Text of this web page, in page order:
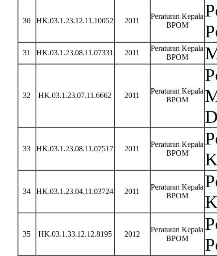
30 HK.03.1.23.12.11.10052 2011
Peraturan Kepala
BPOM
31 HK.03.1.23.08.11.07331 2011
Peraturan Kepala
BPOM
32 HK.03.1.23.07.11.6662 2011
Peraturan Kepala
BPOM
33 HK.03.1.23.08.11.07517 2011
Peraturan Kepala
BPOM
34 HK.03.1.23.04.11.03724 2011
Peraturan Kepala
BPOM
35 HK.03.1.33.12.12.8195 2012
Peraturan Kepala
BPOM